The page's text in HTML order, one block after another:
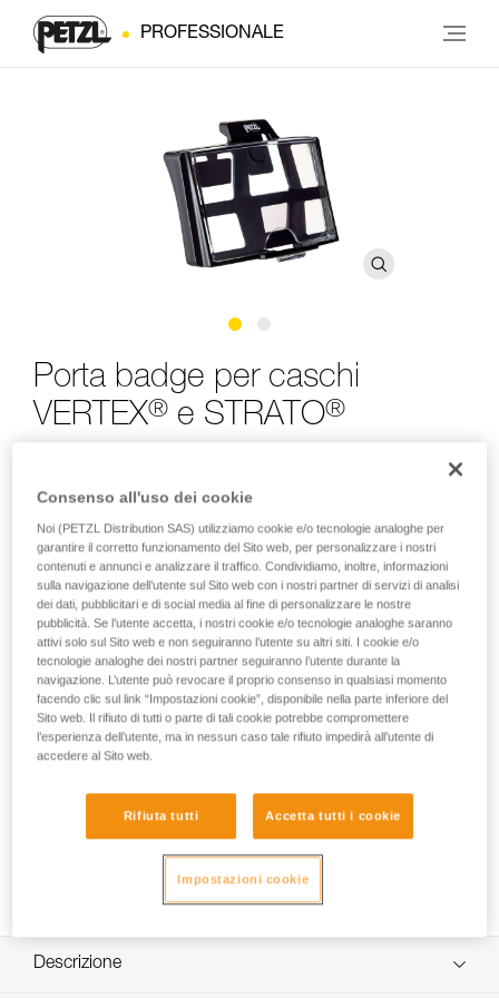
PROFESSIONALE
Porta badge per caschi
VERTEX® e STRATO®
rapida identificazione del lavoratore. Facile da installare,
garantisce una protezione efficace del biglietto da visita
contro la pioggia.
Helmet accessories
Descrizione
Consenso all'uso dei cookie
Noi (PETZL Distribution SAS) utilizziamo cookie e/o tecnologie analoghe per
garantire il corretto funzionamento del Sito web, per personalizzare i nostri
contenuti e annunci e analizzare il traffico. Condividiamo, inoltre, informazioni
sulla navigazione dell’utente sul Sito web con i nostri partner di servizi di analisi
dei dati, pubblicitari e di social media al fine di personalizzare le nostre
pubblicità. Se l’utente accetta, i nostri cookie e/o tecnologie analoghe saranno
attivi solo sul Sito web e non seguiranno l’utente su altri siti. I cookie e/o
tecnologie analoghe dei nostri partner seguiranno l’utente durante la
navigazione. L’utente può revocare il proprio consenso in qualsiasi momento
facendo clic sul link “Impostazioni cookie”, disponibile nella parte inferiore del
Sito web. Il rifiuto di tutti o parte di tali cookie potrebbe compromettere
l’esperienza dell’utente, ma in nessun caso tale rifiuto impedirà all’utente di
accedere al Sito web.
Rifiuta tutti Accetta tutti i cookie
Impostazioni cookie